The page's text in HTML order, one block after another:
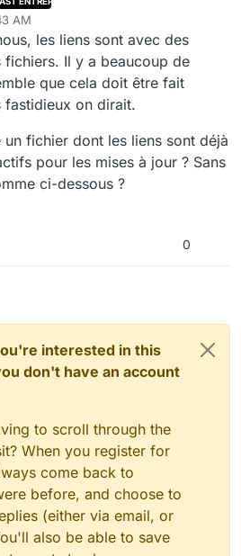
AM
les liens sont avec des
fichiers. Il y a beaucoup de
que cela doit être fait
fastidieux on dirait.
fichier dont les liens sont déjà
pour les mises à jour ? Sans
ci-dessous ?
0
interested in this
don't have an account
to scroll through the
When you register for
come back to
before, and choose to
(either via email, or
also be able to save